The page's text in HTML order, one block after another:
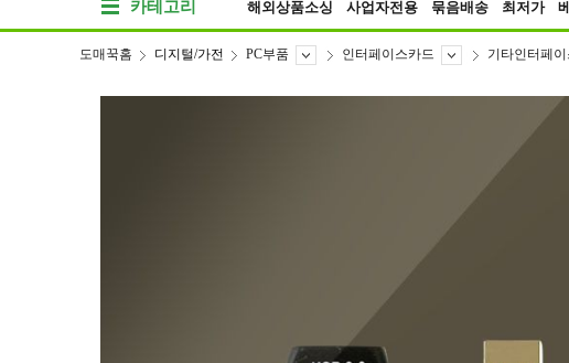
카테고리 해외상품소싱 사업자전용 묶음배송 최저가
도매꾹홈 디지털/가전 PC부품 인터페이스카드 기타인터페